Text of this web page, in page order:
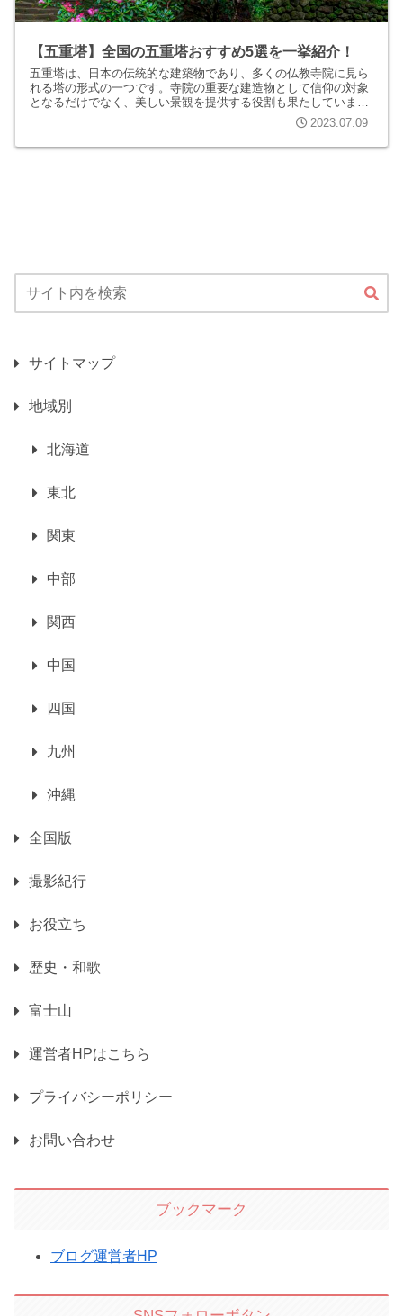
【五重塔】全国の五重塔おすすめ5選を一挙紹介！
五重塔は、日本の伝統的な建築物であり、多くの仏教寺院に見ら
れる塔の形式の一つです。寺院の重要な建造物として信仰の対象
となるだけでなく、美しい景観を提供する役割も果たしていま
す。日本の仏教文化の歴史を示す重要な建築物であり、その五重
塔の美しさや神聖さは多くの人々に魅力を与え続けてきました。
そんな全国の五重塔の中から、特におすすめな5つを北から順に
2023.07.09
サイトマップ
地域別
北海道
東北
関東
中部
関西
中国
四国
九州
沖縄
全国版
撮影紀行
お役立ち
歴史・和歌
富士山
運営者HPはこちら
プライバシーポリシー
お問い合わせ
ブックマーク
ブログ運営者HP